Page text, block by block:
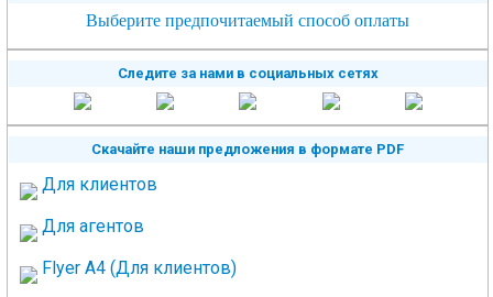
Выберите предпочитаемый способ оплаты
Следите за нами в социальных сетях
Скачайте наши предложения в формате PDF
Для клиентов
Для агентов
Flyer A4 (Для клиентов)